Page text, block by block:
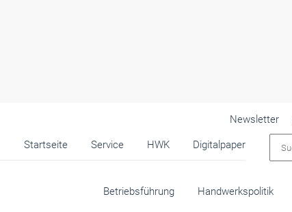
Startseite Service HWK Digitalpaper
Newsletter
Betriebsführung Handwerkspolitik